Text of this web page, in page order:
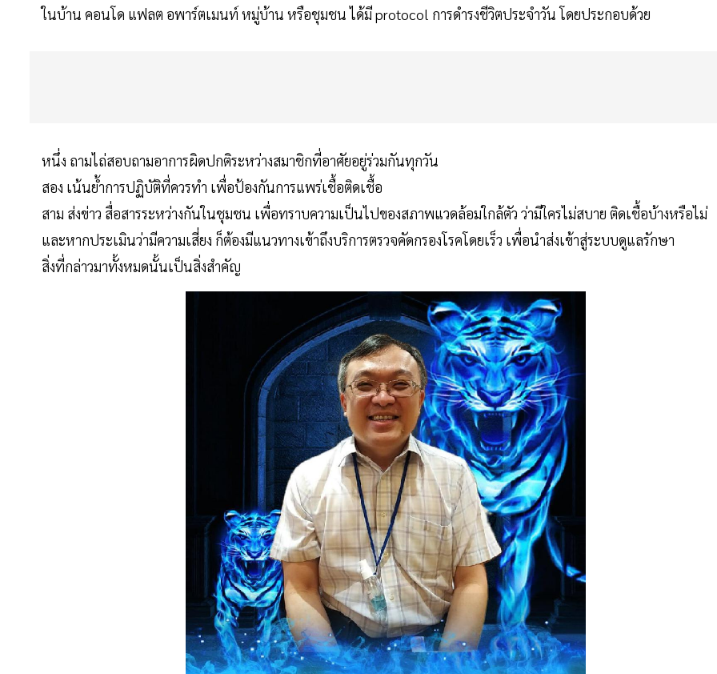
ในบ้าน คอนโด แฟลต อพาร์ตเมนท์ หมู่บ้าน หรือชุมชน ได้มี protocol การดำรงชีวิตประจำวัน โดยประกอบด้วย
หนึ่ง ถามไถ่สอบถามอาการผิดปกติระหว่างสมาชิกที่อาศัยอยู่ร่วมกันทุกวัน
สอง เน้นย้ำการปฏิบัติที่ควรทำ เพื่อป้องกันการแพร่เชื้อติดเชื้อ
สาม ส่งข่าว สื่อสารระหว่างกันในชุมชน เพื่อทราบความเป็นไปของสภาพแวดล้อมใกล้ตัว ว่ามีใครไม่สบาย ติดเชื้อบ้างหรือไม่
และหากประเมินว่ามีความเสี่ยง ก็ต้องมีแนวทางเข้าถึงบริการตรวจคัดกรองโรคโดยเร็ว เพื่อนำส่งเข้าสู่ระบบดูแลรักษา
สิ่งที่กล่าวมาทั้งหมดนั้นเป็นสิ่งสำคัญ